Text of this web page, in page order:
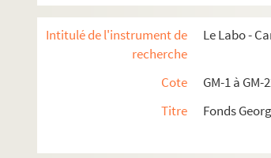
Intitulé de l'instrument de
recherche
Le Labo -
Cote
GM-1 à GM-
Titre
Fonds
GM 944. Les trois filles Maroniez
GM 945. Tante Jeanne, soeur de
GM 947. Montigny en 1896.